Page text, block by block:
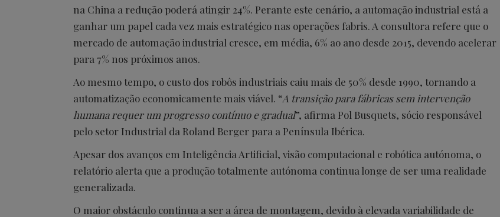
na China a redução poderá atingir 24%. Perante este cenário, a automação industrial está a
ganhar um papel cada vez mais estratégico nas operações fabris. A consultora refere que o
mercado de automação industrial cresce, em média, 6% ao ano desde 2015, devendo acelerar
para 7% nos próximos anos.
Ao mesmo tempo, o custo dos robôs industriais caiu mais de 50% desde 1990, tornando a
automatização economicamente mais viável. “A transição para fábricas sem intervenção
humana requer um progresso contínuo e gradual”, afirma Pol Busquets, sócio responsável
pelo setor Industrial da Roland Berger para a Península Ibérica.
Apesar dos avanços em Inteligência Artificial, visão computacional e robótica autónoma, o
relatório alerta que a produção totalmente autónoma continua longe de ser uma realidade
generalizada.
O maior obstáculo continua a ser a área de montagem, devido à elevada variabilidade de